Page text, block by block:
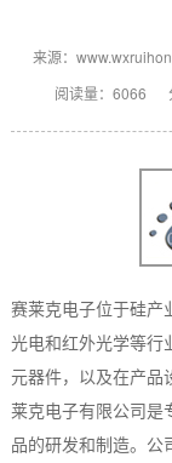
来源：
阅读量：6066
赛莱克电子位于硅产
光电和红外光学等行
元器件，以及在产品
莱克电子有限公司是
品的研发和制造。公